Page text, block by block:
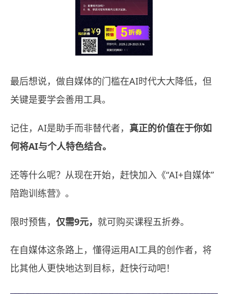
最后想说，做自媒体的门槛在AI时代大大降低，但
关键是要学会善用工具。
记住，AI是助手而非替代者， 真正的价值在于你如
何将AI与个人特色结合。
还等什么呢？从现在开始，赶快加入《“AI+自媒体”
陪跑训练营》。
限时预售， 仅需9元， 就可购买课程五折券。
在自媒体这条路上，懂得运用AI工具的创作者，将
比其他人更快地达到目标，赶快行动吧！